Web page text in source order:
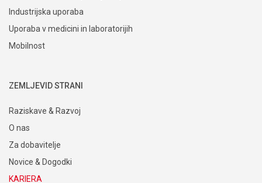
Industrijska uporaba
Uporaba v medicini in laboratorijih
Mobilnost
ZEMLJEVID STRANI
Raziskave & Razvoj
O nas
Za dobavitelje
Novice & Dogodki
KARIERA